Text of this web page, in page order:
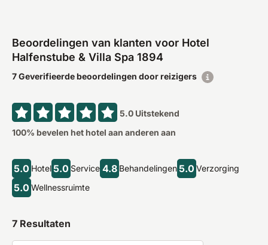
Beoordelingen van klanten voor Hotel
Halfenstube & Villa Spa 1894
7 Geverifieerde beoordelingen door reizigers
5.0 Uitstekend
100% bevelen het hotel aan anderen aan
5.0 Hotel5.0 Service 4.8 Behandelingen5.0 Verzorging
5.0 Wellnessruimte
7 Resultaten